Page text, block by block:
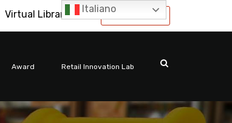
International
Virtual Library
Award Retail Innovation Lab
Italiano